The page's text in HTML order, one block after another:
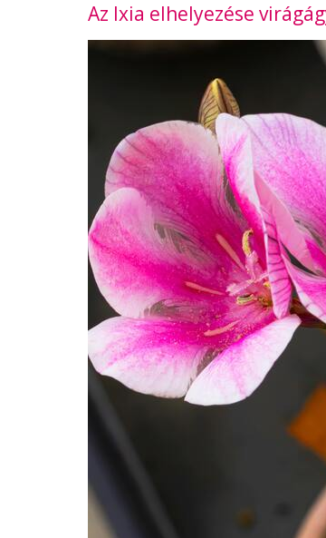
Az Ixia elhelyezése